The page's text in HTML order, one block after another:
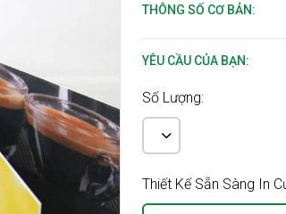
THÔNG SỐ CƠ BẢN:
YÊU CẦU CỦA BẠN:
Số Lượng:
Thiết Kế Sẵn Sàng In